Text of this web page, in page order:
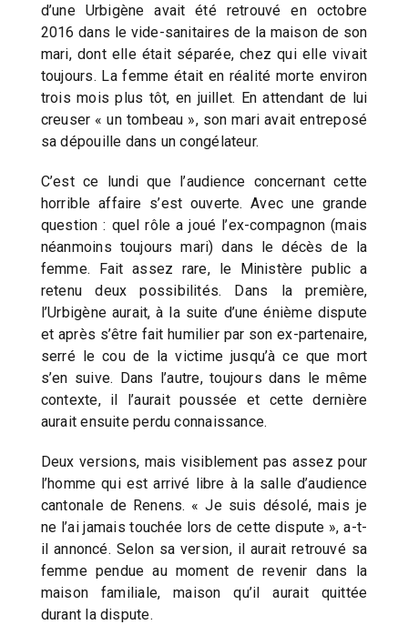
d’une Urbigène avait été retrouvé en octobre
2016 dans le vide-sanitaires de la maison de son
mari, dont elle était séparée, chez qui elle vivait
toujours. La femme était en réalité morte environ
trois mois plus tôt, en juillet. En attendant de lui
creuser « un tombeau », son mari avait entreposé
sa dépouille dans un congélateur.
C’est ce lundi que l’audience concernant cette
horrible affaire s’est ouverte. Avec une grande
question : quel rôle a joué l’ex-compagnon (mais
néanmoins toujours mari) dans le décès de la
femme. Fait assez rare, le Ministère public a
retenu deux possibilités. Dans la première,
l’Urbigène aurait, à la suite d’une énième dispute
et après s’être fait humilier par son ex-partenaire,
serré le cou de la victime jusqu’à ce que mort
s’en suive. Dans l’autre, toujours dans le même
contexte, il l’aurait poussée et cette dernière
aurait ensuite perdu connaissance.
Deux versions, mais visiblement pas assez pour
l’homme qui est arrivé libre à la salle d’audience
cantonale de Renens. « Je suis désolé, mais je
ne l’ai jamais touchée lors de cette dispute », a-t-
il annoncé. Selon sa version, il aurait retrouvé sa
femme pendue au moment de revenir dans la
maison familiale, maison qu’il aurait quittée
durant la dispute.